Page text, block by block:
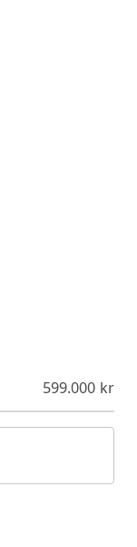
599.000 kr